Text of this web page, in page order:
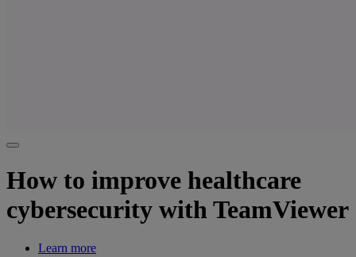
How to improve healthcare
cybersecurity with TeamViewer
Learn more